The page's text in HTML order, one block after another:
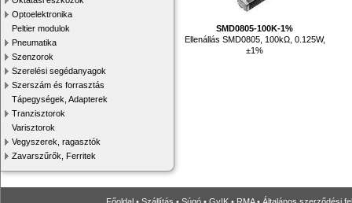
Optoelektronika
Peltier modulok
Pneumatika
Szenzorok
Szerelési segédanyagok
Szerszám és forrasztás
Tápegységek, Adapterek
Tranzisztorok
Varisztorok
Vegyszerek, ragasztók
Zavarszűrők, Ferritek
SMD0805-100K-1%
Ellenállás SMD0805, 100kΩ, 0.125W,
±1%